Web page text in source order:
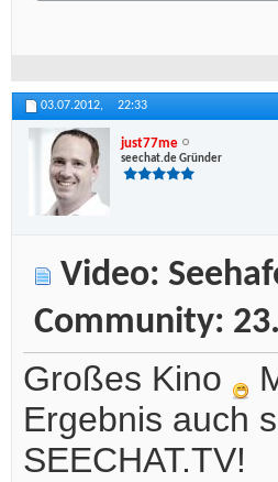
03.07.2012, 22:33
just77me
seechat.de Gründer
Video:
Community:
Großes Kino
Ergebnis auch
SEECHAT.TV!